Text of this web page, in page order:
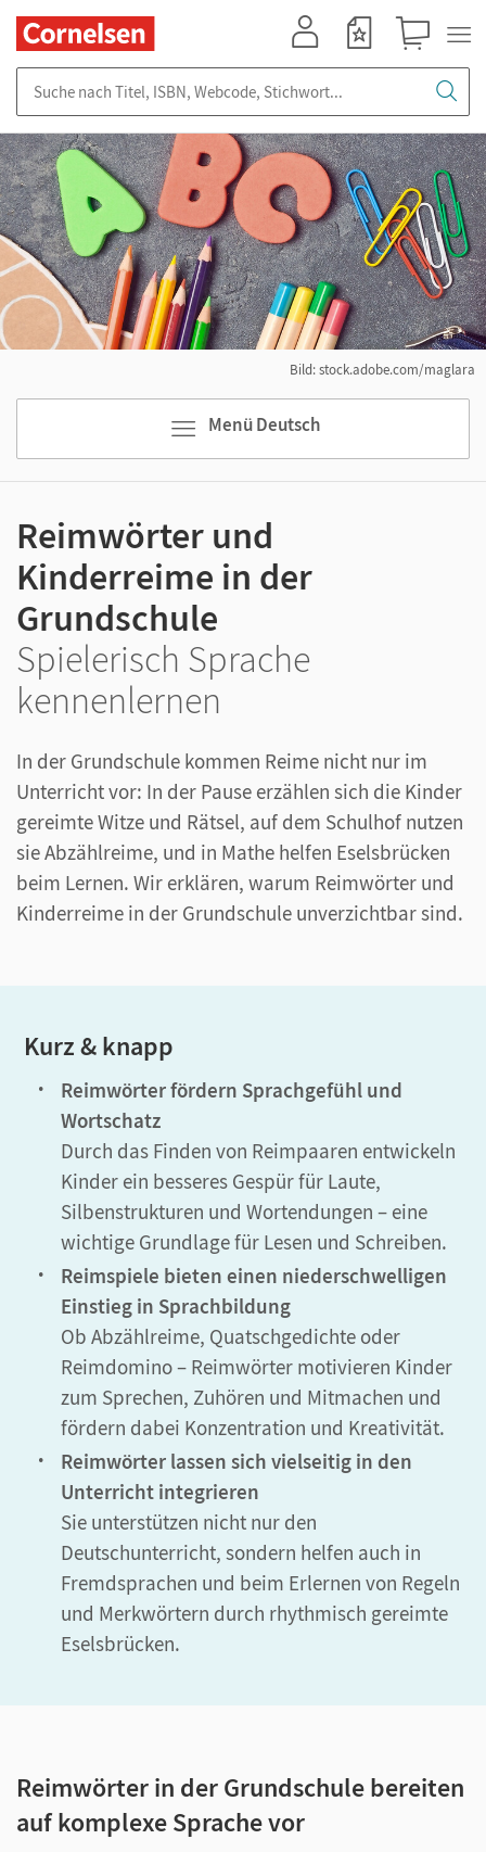
Menü Deutsch
Bild: stock.adobe.com/maglara
Reimwörter und
Kinderreime in der
Grundschule
Spielerisch Sprache
kennenlernen
In der Grundschule kommen Reime nicht nur im
Unterricht vor: In der Pause erzählen sich die Kinder
gereimte Witze und Rätsel, auf dem Schulhof nutzen
sie Abzählreime, und in Mathe helfen Eselsbrücken
beim Lernen. Wir erklären, warum Reimwörter und
Kinderreime in der Grundschule unverzichtbar sind.
Kurz & knapp
Reimwörter fördern Sprachgefühl und
Wortschatz
Durch das Finden von Reimpaaren entwickeln
Kinder ein besseres Gespür für Laute,
Silbenstrukturen und Wortendungen – eine
wichtige Grundlage für Lesen und Schreiben.
Reimspiele bieten einen niederschwelligen
Einstieg in Sprachbildung
Ob Abzählreime, Quatschgedichte oder
Reimdomino – Reimwörter motivieren Kinder
zum Sprechen, Zuhören und Mitmachen und
fördern dabei Konzentration und Kreativität.
Reimwörter lassen sich vielseitig in den
Unterricht integrieren
Sie unterstützen nicht nur den
Deutschunterricht, sondern helfen auch in
Fremdsprachen und beim Erlernen von Regeln
und Merkwörtern durch rhythmisch gereimte
Eselsbrücken.
Reimwörter in der Grundschule bereiten
auf komplexe Sprache vor